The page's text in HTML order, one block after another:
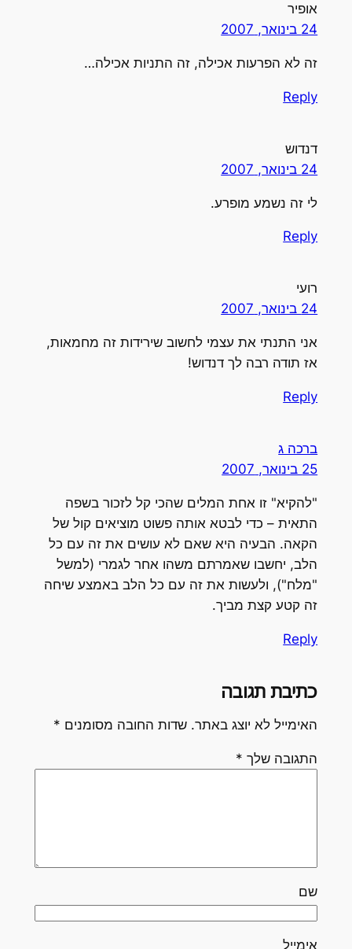
אופיר
24 בינואר, 2007
זה לא הפרעות אכילה, זה התניות אכילה…
Reply
דנדוש
24 בינואר, 2007
לי זה נשמע מופרע.
Reply
רועי
24 בינואר, 2007
אני התנתי את עצמי לחשוב שירידות זה מחמאות,
אז תודה רבה לך דנדוש!
Reply
ברכה ג
25 בינואר, 2007
"להקיא" זו אחת המלים שהכי קל לזכור בשפה
התאית – כדי לבטא אותה פשוט מוציאים קול של
הקאה. הבעיה היא שאם לא עושים את זה עם כל
הלב, יחשבו שאמרתם משהו אחר לגמרי (למשל
"מלח"), ולעשות את זה עם כל הלב באמצע שיחה
זה קטע קצת מביך.
Reply
כתיבת תגובה
האימייל לא יוצג באתר. שדות החובה מסומנים *
התגובה שלך *
שם
אימייל